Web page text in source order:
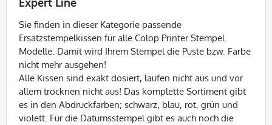
Sie finden in dieser Kategorie passende
Ersatzstempelkissen für alle Colop Printer Stempel
Modelle. Damit wird Ihrem Stempel die Puste bzw. Farbe
nicht mehr ausgehen!
Alle Kissen sind exakt dosiert, laufen nicht aus und vor
allem trocknen nicht aus! Das komplette Sortiment gibt
es in den Abdruckfarben; schwarz, blau, rot, grün und
violett. Für die Datumsstempel gibt es auch noch die